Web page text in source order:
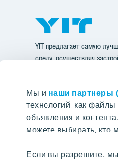
Мы и наши партнеры
технологий, как
объявления и
можете выбирать, кто
Если вы разрешите,
YIT предлагает самую
среду, осуществляя
целых районов.
ПОИСК ПО ПОРТАЛУ